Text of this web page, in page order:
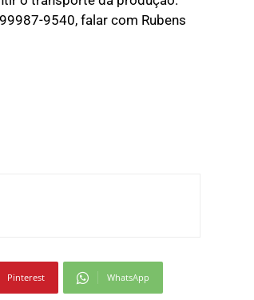
9540, falar com Rubens
Pinterest WhatsApp